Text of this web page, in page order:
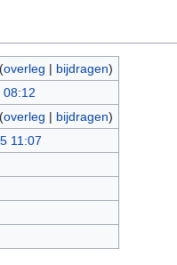
(overleg | bijdragen)
08:12
(overleg | bijdragen)
11:07